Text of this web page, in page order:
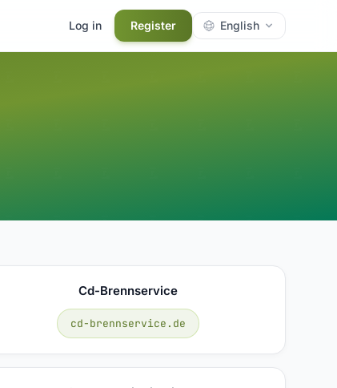
Log in Register English
Cd-Brennservice
cd-brennservice.de